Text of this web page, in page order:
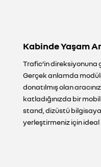
Kabinde Yaşam
Trafic’in direksiyonuna
Gerçek anlamda
donatılmış olan
katladığınızda bir
stand, dizüstü
yerleştirmeniz için ideal